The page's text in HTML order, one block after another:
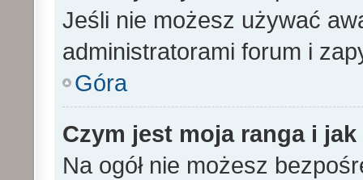
Jeśli nie możesz używać
administratorami forum i
Góra
Czym jest moja ranga i
Na ogół nie możesz